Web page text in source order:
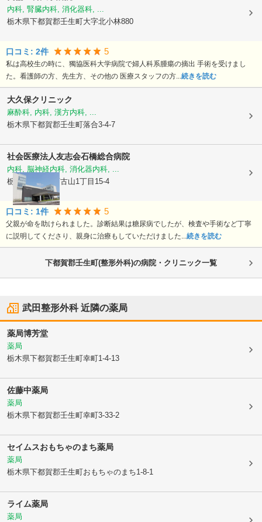
内科, 腎臓内科, 消化器科, ...
栃木県下都賀郡壬生町大字北小林880
口コミ: 2件 5
私は高校生の時に、獨協医科大学病院で婦人科系腫瘍の摘出 手術を受けまし
た。看護師の方、先生方、その他の 医療スタッフの方...続きを読む
大久保クリニック
麻酔科, 内科, 漢方内科, ...
栃木県下都賀郡壬生町落合3-4-7
社会医療法人友志会石橋総合病院
内科, 脳神経内科, 消化器内科, ...
栃木県下野市
下古山1丁目15-4
口コミ: 1件 5
父親が命を助けられました。診断結果は糖尿病でしたが、検査や手術など丁寧
に説明してくださり、親身に治療もしていただけました...続きを読む
下都賀郡壬生町(整形外科)の病院・クリニック一覧
武田整形外科近隣の薬局
薬局博芳堂
薬局
栃木県下都賀郡壬生町幸町1-4-13
佐藤中薬局
薬局
栃木県下都賀郡壬生町幸町3-33-2
セイムスおもちゃのまち薬局
薬局
栃木県下都賀郡壬生町おもちゃのまち1-8-1
ライム薬局
薬局